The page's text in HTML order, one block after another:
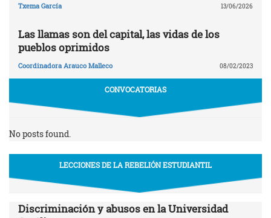
Txema García 13/06/2026
Las llamas son del capital, las vidas de los
pueblos oprimidos
Coordinadora Arauco Malleco 08/02/2023
CONVOCATORIAS
No posts found.
LECCIONES DE LA REBELIÓN ESTUDIANTIL
Discriminación y abusos en la Universidad